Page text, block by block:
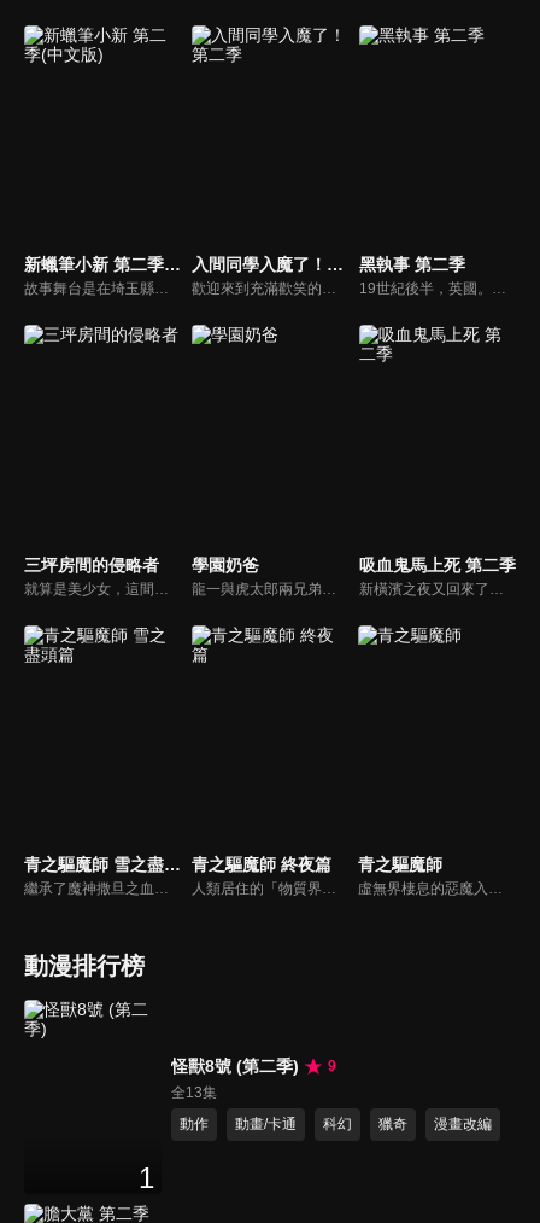
新蠟筆小新 第二季(中文版)
故事舞台是在埼玉縣春日部市，一位正在「雙葉幼稚園」學習的五歲的小孩──野原新之助，在日常生活中發生的有趣好玩事。
入間同學入魔了！第二季
歡迎來到充滿歡笑的魔界！受人請託總是無法拒絕的爛好人少年．鈴木入間因為一段奇妙的機緣而成為了魔界的大惡魔．薩利班的孫子！備受溺愛的入間，進入了薩利班擔任理事長的惡魔學校就讀…。儘管入間隱瞞自己的人類身份、希望能渡過一段和平的校園生活，但他不知為何總是備受注目。不但有惡魔菁英跑來找他打架、有珍獸系（？）女子喜歡接近他，甚至還被嚴格的學生會長給盯上了！
黑執事 第二季
19世紀後半，英國。當年輕領主艾羅斯·特蘭西和他的執事克勞德·浮士德，遇上謝爾·凡多姆海伍和賽巴斯欽·米卡艾利斯時會產生什麼令人期待的故事呢？
三坪房間的侵略者 學園奶爸
龍一與虎太郎兩兄弟因為空難而失去雙親。他們被同樣在空難中失去兒子與兒媳的森之宮學園的理事長所收留。可是收留的條件是龍一必須在學園內的保育室擔任保母。學園特地為了媽媽老師們設置了保育室，並且為了彌補保育室人力不足的窘況而成立了保母社，龍一順理成章的成為保母社的1號社員。
吸血鬼馬上死 第二季
青之驅魔師 雪之盡頭篇 青之驅魔師 終夜篇 青之驅魔師
動漫排行榜
1
怪獸8號 (第二季)
9
全13集
動作
動畫/卡通 科幻 獵奇 漫畫改編